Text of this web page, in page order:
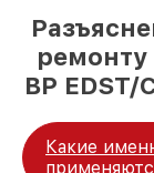
ремонту
BP
Какие